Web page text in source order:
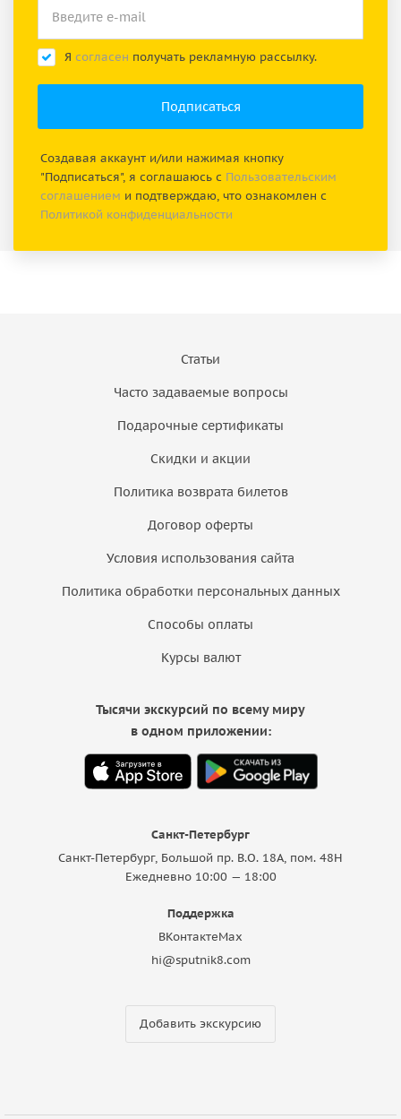
Я согласен получать рекламную рассылку.
Создавая аккаунт и/или нажимая кнопку
"Подписаться", я соглашаюсь с Пользовательским
соглашением и подтверждаю, что ознакомлен с
Политикой конфиденциальности
Статьи
Часто задаваемые вопросы
Подарочные сертификаты
Скидки и акции
Политика возврата билетов
Договор оферты
Условия использования сайта
Политика обработки персональных данных
Способы оплаты
Курсы валют
Санкт-Петербург
Санкт-Петербург, Большой пр. В.О. 18A, пом. 48Н
Ежедневно 10:00 — 18:00
Поддержка
ВКонтактеMax
hi@sputnik8.com
Добавить экскурсию
Тысячи экскурсий по всему миру
в одном приложении: